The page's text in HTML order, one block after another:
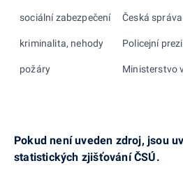
sociální zabezpečení Česká
kriminalita, nehody Policejní
požáry Ministerstvo
Pokud není uveden zdroj, jsou
statistických zjišťování ČSÚ.